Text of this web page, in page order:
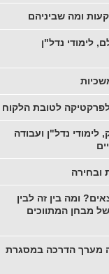
ומה שביניהם
לימודי נדל"ן
לפרקטיקה לטובת הלקוח
לימודי נדל"ן ועבודה
ובחירה
ומה בין זה לבין
של מבחן המתווכים
מערך הדרכה במסגרת